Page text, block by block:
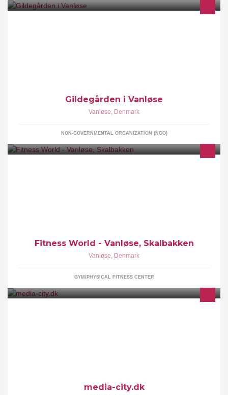
Gildegården i Vanløse
Vanløse, Denmark
NON-GOVERNMENTAL ORGANIZATION (NGO)
Fitness World - Vanløse, Skalbakken
Vanløse, Denmark
GYM/PHYSICAL FITNESS CENTER
media-city.dk